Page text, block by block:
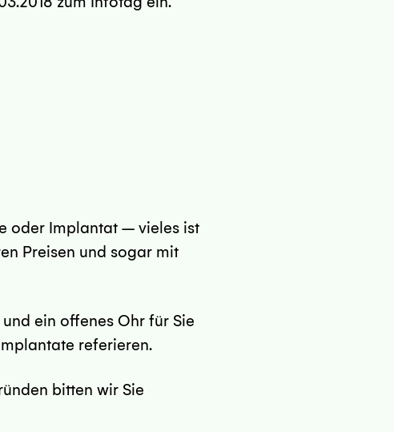
oder Implantat – vieles ist
Preisen und sogar mit
ein offenes Ohr für Sie
referieren.
bitten wir Sie